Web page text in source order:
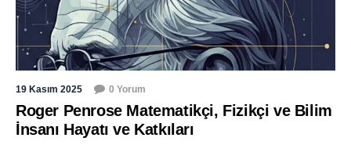
19 Kasım 2025 0 Yorum
Roger Penrose Matematikçi, Fizikçi ve Bilim
İnsanı Hayatı ve Katkıları